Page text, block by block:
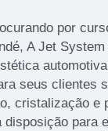
por
A Jet
seus clientes
cristalização e
disposição para